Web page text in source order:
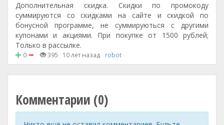
Дополнительная скидка. Скидки по промокоду
суммируются со скидками на сайте и скидкой по
бонусной программе, не суммируються с другими
купонами и акциями. При покупке от 1500 рублей;
Только в рассылке.
0 395 10 лет назад robot
Комментарии (0)